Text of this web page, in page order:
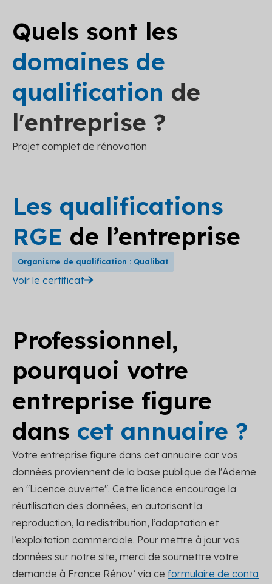
Quels sont les
domaines de
qualification de
l'entreprise ?
Projet complet de rénovation
Les qualifications
RGE de l’entreprise
Organisme de qualification : Qualibat
Voir le certificat
Professionnel,
pourquoi votre
entreprise figure
dans cet annuaire ?
Votre entreprise figure dans cet annuaire car vos
données proviennent de la base publique de l'Ademe
en "Licence ouverte". Cette licence encourage la
réutilisation des données, en autorisant la
reproduction, la redistribution, l’adaptation et
l’exploitation commerciale. Pour mettre à jour vos
données sur notre site, merci de soumettre votre
demande à France Rénov’ via ce formulaire de conta